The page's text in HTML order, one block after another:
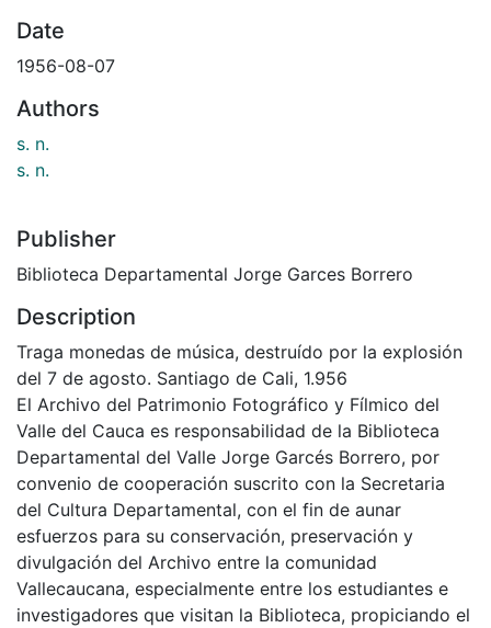
Date
1956-08-07
Authors
s. n.
s. n.
Publisher
Biblioteca Departamental Jorge Garces Borrero
Description
Traga monedas de música, destruído por la explosión
del 7 de agosto. Santiago de Cali, 1.956
El Archivo del Patrimonio Fotográfico y Fílmico del
Valle del Cauca es responsabilidad de la Biblioteca
Departamental del Valle Jorge Garcés Borrero, por
convenio de cooperación suscrito con la Secretaria
del Cultura Departamental, con el fin de aunar
esfuerzos para su conservación, preservación y
divulgación del Archivo entre la comunidad
Vallecaucana, especialmente entre los estudiantes e
investigadores que visitan la Biblioteca, propiciando el